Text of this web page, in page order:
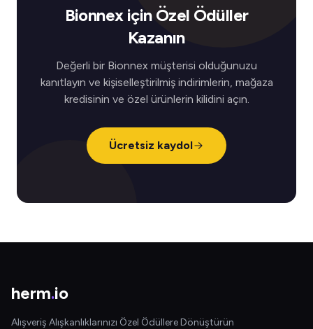
Bionnex için Özel Ödüller
Kazanın
Değerli bir Bionnex müşterisi olduğunuzu
kanıtlayın ve kişiselleştirilmiş indirimlerin, mağaza
kredisinin ve özel ürünlerin kilidini açın.
Ücretsiz kaydol
herm.io
Alışveriş Alışkanlıklarınızı Özel Ödüllere Dönüştürün